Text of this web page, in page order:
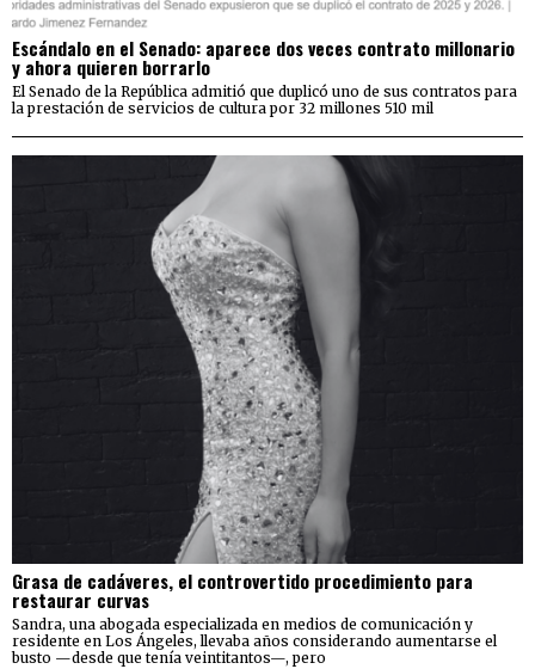
Escándalo en el Senado: aparece dos veces contrato millonario
y ahora quieren borrarlo
El Senado de la República admitió que duplicó uno de sus contratos para
la prestación de servicios de cultura por 32 millones 510 mil
Grasa de cadáveres, el controvertido procedimiento para
restaurar curvas
Sandra, una abogada especializada en medios de comunicación y
residente en Los Ángeles, llevaba años considerando aumentarse el
busto —desde que tenía veintitantos—, pero